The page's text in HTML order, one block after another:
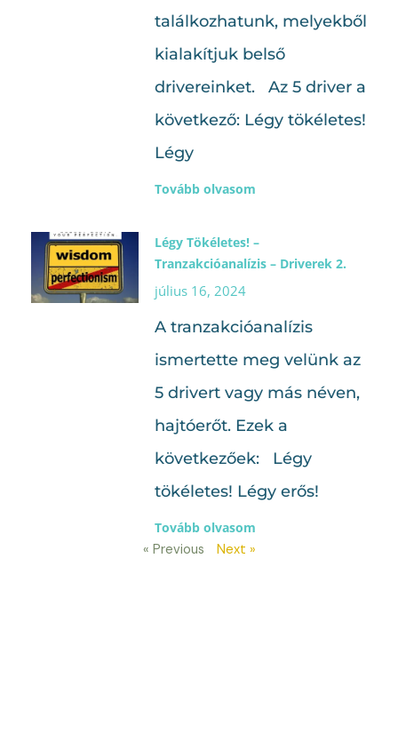
találkozhatunk, melyekből
kialakítjuk belső
drivereinket. Az 5 driver a
következő: Légy tökéletes!
Légy
Tovább olvasom
Légy Tökéletes! –
Tranzakcióanalízis – Driverek 2.
július 16, 2024
A tranzakcióanalízis
ismertette meg velünk az
5 drivert vagy más néven,
hajtóerőt. Ezek a
következőek: Légy
tökéletes! Légy erős!
Tovább olvasom
« Previous
Next »